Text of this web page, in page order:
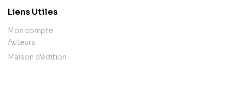
Liens Utiles
Mon compte
Auteurs
Maison d'édition